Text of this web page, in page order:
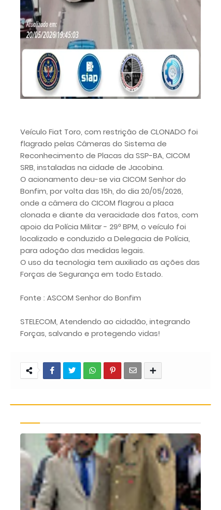
Veículo Fiat Toro, com restrição de CLONADO foi
flagrado pelas Câmeras do Sistema de
Reconhecimento de Placas da SSP-BA, CICOM
SRB, instaladas na cidade de Jacobina.
O acionamento deu-se via CICOM Senhor do
Bonfim, por volta das 15h, do dia 20/05/2026,
onde a câmera do CICOM flagrou a placa
clonada e diante da veracidade dos fatos, com
apoio da Polícia Militar - 29º BPM, o veículo foi
localizado e conduzido a Delegacia de Polícia,
para adoção das medidas legais.
O uso da tecnologia tem auxiliado as ações das
Forças de Segurança em todo Estado.
Fonte : ASCOM Senhor do Bonfim
STELECOM, Atendendo ao cidadão, integrando
Forças, salvando e protegendo vidas!